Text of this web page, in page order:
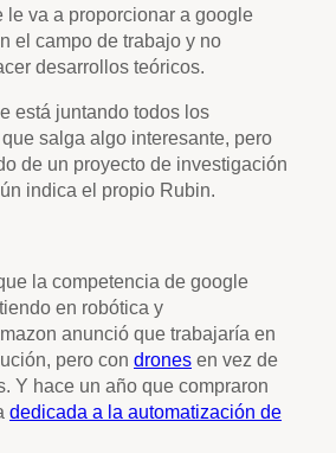
le va a proporcionar a google
el campo de trabajo y no
desarrollos teóricos.
está juntando todos los
salga algo interesante, pero
de un proyecto de investigación
indica el propio Rubin.
la competencia de google
en robótica y
anunció que trabajaría en
pero con drones en vez de
Y hace un año que compraron
dedicada a la automatización de